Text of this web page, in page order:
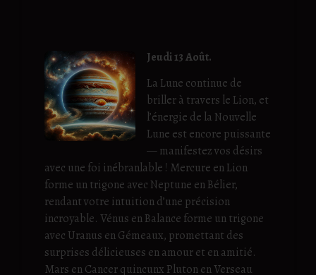
Jeudi 13 Août.
La Lune continue de
briller à travers le Lion, et
l’énergie de la Nouvelle
Lune est encore puissante
— manifestez vos désirs
avec une foi inébranlable ! Mercure en Lion
forme un trigone avec Neptune en Bélier,
rendant votre intuition d’une précision
incroyable. Vénus en Balance forme un trigone
avec Uranus en Gémeaux, promettant des
surprises délicieuses en amour et en amitié.
Mars en Cancer quincunx Pluton en Verseau